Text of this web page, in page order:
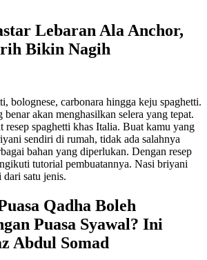
Lebaran Ala Anchor,
Bikin Nagih
bolognese, carbonara hingga keju spaghetti.
benar akan menghasilkan selera yang tepat.
resep spaghetti khas Italia. Buat kamu yang
sendiri di rumah, tidak ada salahnya
bahan yang diperlukan. Dengan resep
tutorial pembuatannya. Nasi briyani
satu jenis.
Qadha Boleh
Puasa Syawal? Ini
Abdul Somad